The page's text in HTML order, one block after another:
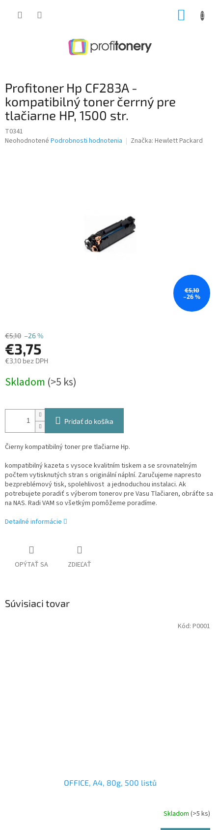
Profitoner Hp CF283A -
kompatibilný toner čerrný pre
tlačiarne HP, 1500 str.
T0341
Priemerné
Neohodnotené Podrobnosti hodnotenia Značka: Hewlett Packard
€5,10
–26 %
€5,10 –26 %
€3,75
€3,10 bez DPH
cena:
Skladom (>5 ks)
Pridať do košíka
Čierny kompatibilný toner pre tlačiarne Hp.
kompatibilný kazeta s vysoce kvalitním tiskem a se srovnatelným
počtem vytisknutých stran s originální náplní. Zaručujeme napresto
bezpreblémový tisk, spolehlivost a jednoduchou instalaci. Ak
potrebujete poradiť s výberom tonerov pre Vasu Tlačiaren, obráťte sa
na NAS. Radi VAM so všetkým pomôžeme poradíme.
Detailné informácie
OPÝTAŤ SA ZDIEĽAŤ
Súvisiaci tovar
OFFICE, A4, 80g, 500 listů
Skladom (>5 ks)
Kód: P0001